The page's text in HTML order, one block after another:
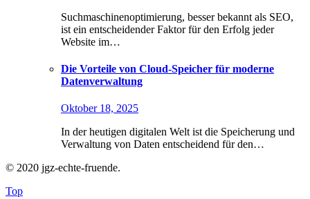
Suchmaschinenoptimierung, besser bekannt als SEO,
ist ein entscheidender Faktor für den Erfolg jeder
Website im…
Die Vorteile von Cloud-Speicher für moderne
Datenverwaltung
Oktober 18, 2025
In der heutigen digitalen Welt ist die Speicherung und
Verwaltung von Daten entscheidend für den…
© 2020 jgz-echte-fruende.
Top